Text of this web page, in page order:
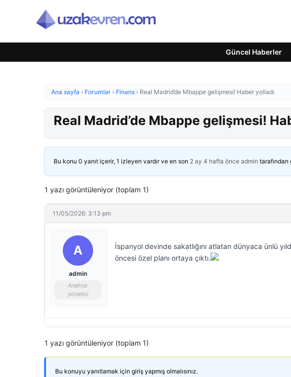
Güncel Haberler
Ana sayfa › Forumlar › Finans › Real Madrid’de Mbappe gelişmesi! Haber yolladı
Real Madrid’de Mbappe gelişmesi!
Bu konu 0 yanıt içerir, 1 izleyen vardır ve en son 2 ay 4 hafta önce admin
1 yazı görüntüleniyor (toplam 1)
11/05/2026: 3:13 pm
A
admin
Anahtar
yönetici
İspanyol devinde sakatlığını atlatan dünyaca ünlü
öncesi özel planı ortaya çıktı.
1 yazı görüntüleniyor (toplam 1)
Bu konuyu yanıtlamak için giriş yapmış olmalısınız.